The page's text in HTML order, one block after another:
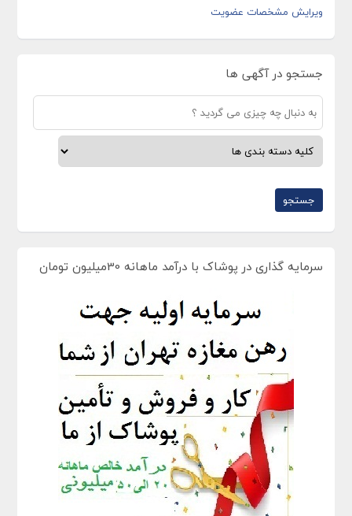
ویرایش مشخصات عضویت
جستجو در آگهی ها
سرمایه گذاری در پوشاک با درآمد ماهانه 30میلیون تومان